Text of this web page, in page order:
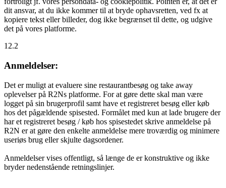
dit ansvar, at du ikke kommer til at bryde ophavsretten, ved fx at
kopiere tekst eller billeder, dog ikke begrænset til dette, og udgive
det på vores platforme.
12.2
Anmeldelser:
Det er muligt at evaluere sine restaurantbesøg og take away
oplevelser på R2Ns platforme. For at gøre dette skal man være
logget på sin brugerprofil samt have et registreret besøg eller køb
hos det pågældende spisested. Formålet med kun at lade brugere der
har et registreret besøg / køb hos spisestedet skrive anmeldelse på
R2N er at gøre den enkelte anmeldelse mere troværdig og minimere
useriøs brug eller skjulte dagsordener.
Anmeldelser vises offentligt, så længe de er konstruktive og ikke
bryder nedenstående retningslinjer.